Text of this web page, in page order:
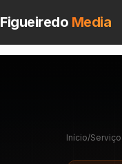
Figueiredo Media
Início/